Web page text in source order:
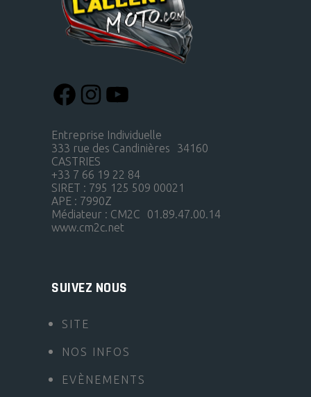
Entreprise Individuelle
333 rue des Candinières 34160
CASTRIES
+33 7 66 19 22 84
SIRET : 795 125 509 00021
APE : 7990Z
Médiateur : CM2C 01.89.47.00.14
www.cm2c.net
SUIVEZ NOUS
SITE
NOS INFOS
EVÈNEMENTS